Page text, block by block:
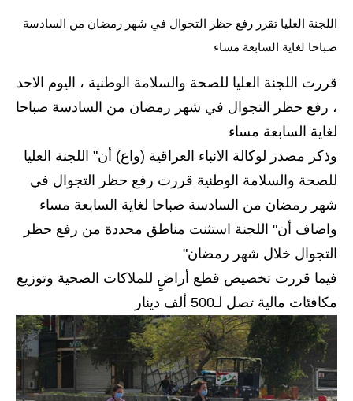
القروض والسلف
قطع الاراضي
الاخبار السياسية
الاخبار الامنية
الاخبار الاقتصادية
الاخبار الرياضية
المدارس
اخبار وقرارات وزارة التربية
نتائج الامتحانات
اللجنة العليا تقرر رفع حظر التجوال في شهر رمضان من السادسة
صباحا لغاية السابعة مساء
قررت اللجنة العليا للصحة والسلامة الوطنية ، اليوم الاحد
، رفع حظر التجوال في شهر رمضان من السادسة صباحا
لغاية السابعة مساء
وذكر مصدر لوكالة الانباء العراقية (واع) أن" اللجنة العليا
للصحة والسلامة الوطنية قررت رفع حظر التجوال في
شهر رمضان من السادسة صباحا لغاية السابعة مساء
واضاف أن" اللجنة استثنت مناطق محددة من رفع حظر
التجوال خلال شهر رمضان"
فيما قررت تخصيص قطع أراضٍ للملاكات الصحية وتوزيع
مكافئات مالية تصل لـ500 ألف دينار